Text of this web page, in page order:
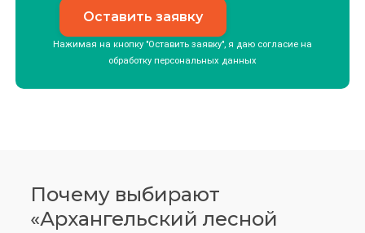
Нажимая на кнопку "Оставить заявку", я даю согласие на
обработку персональных данных
Почему выбирают
«Архангельский лесной